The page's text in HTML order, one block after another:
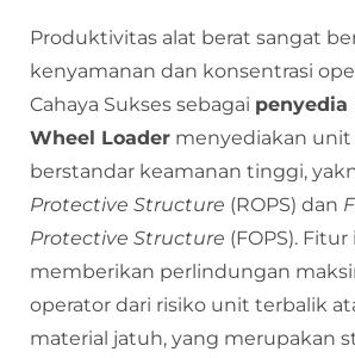
Produktivitas alat berat sangat
kenyamanan dan konsentrasi
Cahaya Sukses sebagai penyedia
Wheel Loader menyediakan
berstandar keamanan tinggi,
Protective Structure (ROPS) dan
Protective Structure (FOPS). Fitur
memberikan perlindungan
operator dari risiko unit terbalik
material jatuh, yang merupakan